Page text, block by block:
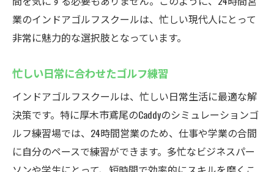
業のインドアゴルフスクールは、忙しい現代人にとって
非常に魅力的な選択肢となっています。
忙しい日常に合わせたゴルフ練習
インドアゴルフスクールは、忙しい日常生活に最適な解
決策です。特に厚木市鳶尾のCaddyのシミュレーションゴ
ルフ練習場では、24時間営業のため、仕事や学業の合間
に自分のペースで練習ができます。多忙なビジネスパー